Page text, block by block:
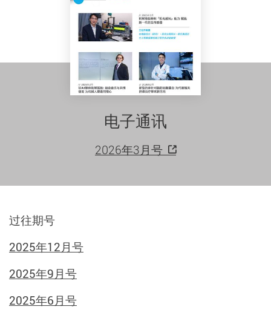
电子通讯
2026年3月号
过往期号
2025年12月号
2025年9月号
2025年6月号